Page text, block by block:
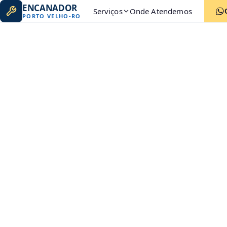
ENCANADOR
PORTO VELHO -RO Serviços Onde Atendemos